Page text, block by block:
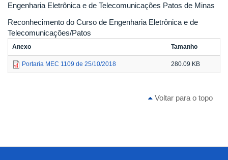
Engenharia Eletrônica e de Telecomunicações Patos de Minas
Reconhecimento do Curso de Engenharia Eletrônica e de
Telecomunicações/Patos
Anexo Tamanho
Portaria MEC 1109 de 25/10/2018 280.09 KB
Voltar para o topo